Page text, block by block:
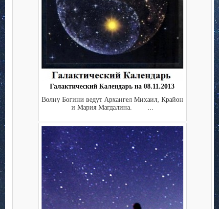
Галактический Календарь на 08.11.2013
Волну Богини ведут Архангел Михаил, Крайон
и Мария Магдалина. ...